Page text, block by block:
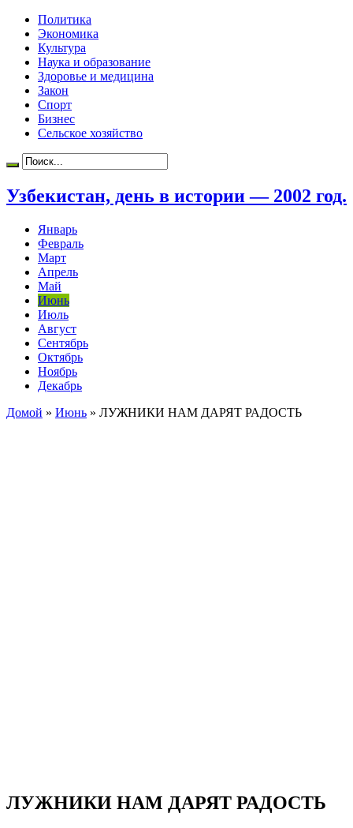
Политика
Экономика
Культура
Наука и образование
Здоровье и медицина
Закон
Спорт
Бизнес
Сельское хозяйство
Узбекистан, день в истории — 2002 год.
Январь
Февраль
Март
Апрель
Май
Июнь
Июль
Август
Сентябрь
Октябрь
Ноябрь
Декабрь
Домой » Июнь » ЛУЖНИКИ НАМ ДАРЯТ РАДОСТЬ
ЛУЖНИКИ НАМ ДАРЯТ РАДОСТЬ